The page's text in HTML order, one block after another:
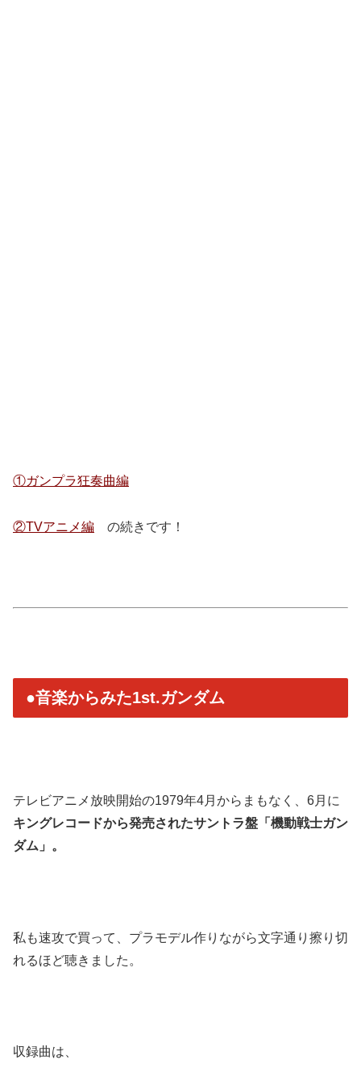
①ガンプラ狂奏曲編
②TVアニメ編 の続きです！
●音楽からみた1st.ガンダム
テレビアニメ放映開始の1979年4月からまもなく、6月に
キングレコードから発売されたサントラ盤「機動戦士ガン
ダム」。
私も速攻で買って、プラモデル作りながら文字通り擦り切
れるほど聴きました。
収録曲は、